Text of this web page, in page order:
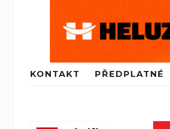
KONTAKT PŘEDPLATNÉ